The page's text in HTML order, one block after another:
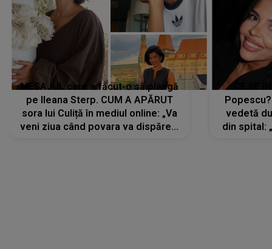
MESAJUL care a făcut-o să plângă
pe Ileana Sterp. CUM A APĂRUT
sora lui Culiță în mediul online: „Va
veni ziua când povara va dispărea,
vedetă
din spital: